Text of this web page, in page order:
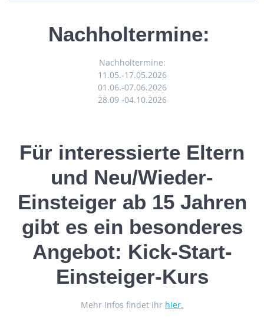
Nachholtermine:
Nachholtermine:
11.05.-17.05.2026
01.06.-07.06.2026
28.09 -04.10.2026
Für interessierte Eltern
und Neu/Wieder-
Einsteiger ab 15 Jahren
gibt es ein besonderes
Angebot: Kick-Start-
Einsteiger-Kurs
Mehr Infos findet ihr hier.